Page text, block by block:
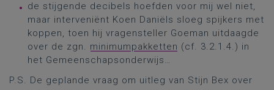
de stijgende decibels hoefden voor mij wel niet,
maar interveniënt Koen Daniëls sloeg spijkers met
koppen, toen hij vragensteller Goeman uitdaagde
over de zgn. minimumpakketten (cf. 3.2.1.4.) in
het Gemeenschapsonderwijs…
P.S. De geplande vraag om uitleg van Stijn Bex over